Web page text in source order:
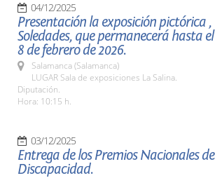
04/12/2025
Presentación la exposición pictórica ,
Soledades, que permanecerá hasta el
8 de febrero de 2026.
Salamanca (Salamanca)
LUGAR Sala de exposiciones La Salina.
Diputación.
Hora: 10:15 h.
03/12/2025
Entrega de los Premios Nacionales de
Discapacidad.